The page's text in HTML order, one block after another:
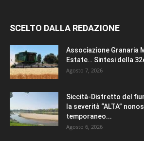
SCELTO DALLA REDAZIONE
Associazione Granaria
Estate… Sintesi della
Agosto 7, 2026
Siccità-Distretto del
la severità “ALTA”
temporaneo...
Agosto 6, 2026